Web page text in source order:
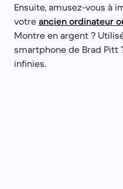
Ensuite, amusez-vous à
votre ancien ordinateur
Montre en argent ?
smartphone de Brad Pitt
infinies.